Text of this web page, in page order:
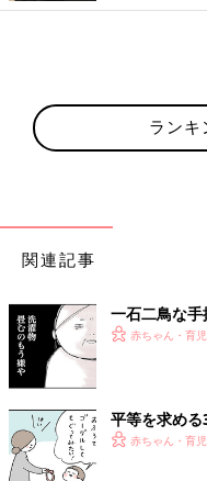
だよ」と子ど
お兄ちゃんはすぐにいつ
次回もお楽しみに♪
★[ヒビユウの育児絵日記
ンペーンのお知らせ★
ランキ
関連記事
一石二鳥な
赤ちゃん・育児
平等を求め
赤ちゃん・育児